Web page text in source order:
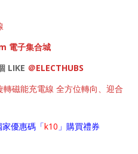
電子集合城
LIKE ＠ELECTHUBS
轉磁能充電線 全方位轉向、迎合
家優惠碼「k10 」購買禮券